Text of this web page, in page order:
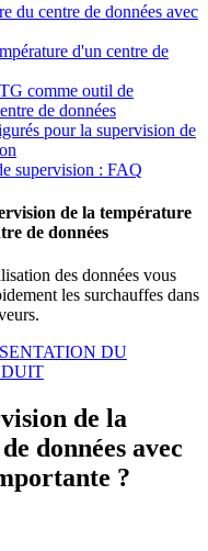
du centre de données avec
d'un centre de
comme outil de
de données
pour la supervision de
supervision : FAQ
de la température
de données
des données vous
les surchauffes dans
DU
de la
données avec
?